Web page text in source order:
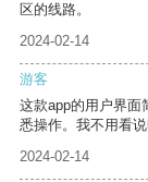
区的线路。
2024-02-14
游客
这款app的用户界面
悉操作。我不用看
2024-02-14